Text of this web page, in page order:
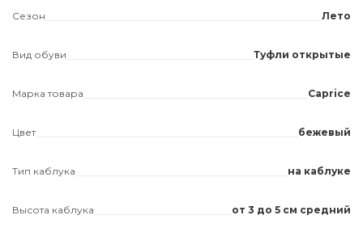
Сезон Лето
Вид обуви Туфли открытые
Марка товара Caprice
Цвет бежевый
Тип каблука на каблуке
Высота каблука от 3 до 5 см средний